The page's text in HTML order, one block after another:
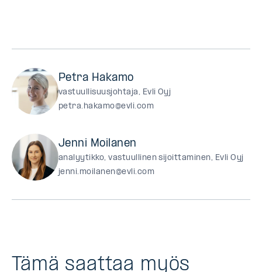
Petra Hakamo
vastuullisuusjohtaja, Evli Oyj
petra.hakamo@evli.com
Jenni Moilanen
analyytikko, vastuullinen sijoittaminen, Evli Oyj
jenni.moilanen@evli.com
Tämä saattaa myös